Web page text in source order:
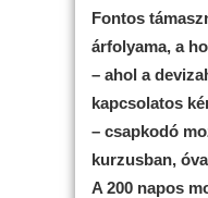
Fontos
árfolyama, a
– ahol a
kapcsolatos
– csapkodó
kurzusban,
A 200 napos